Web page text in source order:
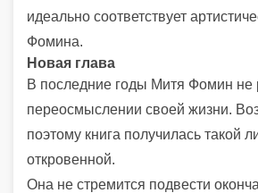
идеально соответствует
Фомина.
Новая глава
В последние годы Митя Фомин не
переосмыслении своей жизни.
поэтому книга получилась такой
откровенной.
Она не стремится подвести